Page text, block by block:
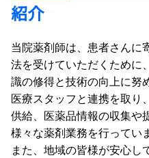
紹介
当院薬剤師は、患者さんに
法を受けていただくために
識の修得と技術の向上に努
医療スタッフと連携を取り
供給、医薬品情報の収集や
様々な薬剤業務を行ってい
また、地域の皆様が安心し